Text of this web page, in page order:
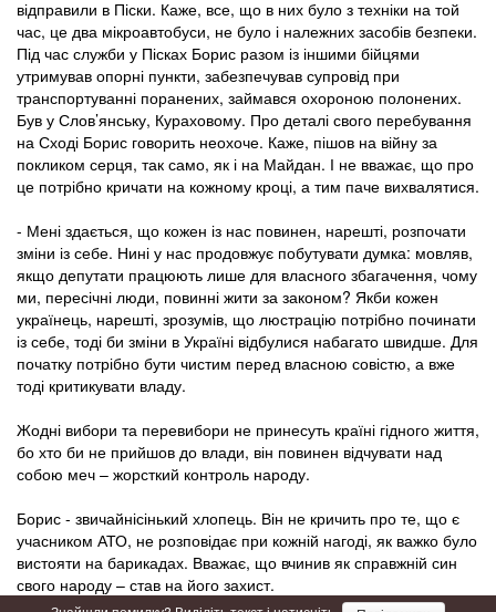
відправили в Піски. Каже, все, що в них було з техніки на той
час, це два мікроавтобуси, не було і належних засобів безпеки.
Під час служби у Пісках Борис разом із іншими бійцями
утримував опорні пункти, забезпечував супровід при
транспортуванні поранених, займався охороною полонених.
Був у Слов’янську, Кураховому. Про деталі свого перебування
на Сході Борис говорить неохоче. Каже, пішов на війну за
покликом серця, так само, як і на Майдан. І не вважає, що про
це потрібно кричати на кожному кроці, а тим паче вихвалятися.
- Мені здається, що кожен із нас повинен, нарешті, розпочати
зміни із себе. Нині у нас продовжує побутувати думка: мовляв,
якщо депутати працюють лише для власного збагачення, чому
ми, пересічні люди, повинні жити за законом? Якби кожен
українець, нарешті, зрозумів, що люстрацію потрібно починати
із себе, тоді би зміни в Україні відбулися набагато швидше. Для
початку потрібно бути чистим перед власною совістю, а вже
тоді критикувати владу.
Жодні вибори та перевибори не принесуть країні гідного життя,
бо хто би не при­йшов до влади, він повинен відчувати над
собою меч – жорсткий контроль народу.
Борис - звичайнісінький хлопець. Він не кричить про те, що є
учасником АТО, не розповідає при кожній нагоді, як важко було
вистояти на барикадах. Вважає, що вчинив як справжній син
свого народу – став на його захист.